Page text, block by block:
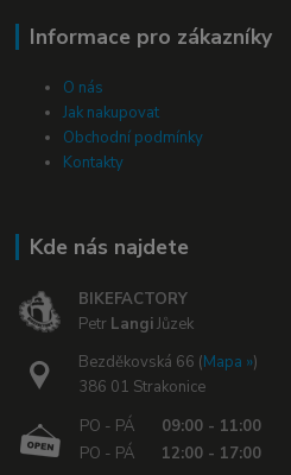
Informace pro zákazníky
O nás
Jak nakupovat
Obchodní podmínky
Kontakty
Kde nás najdete
BIKEFACTORY
Petr LangiJůzek
Bezděkovská 66 (Mapa »)
386 01 Strakonice
PO - PÁ
09:00 - 11:00
PO - PÁ
12:00 - 17:00